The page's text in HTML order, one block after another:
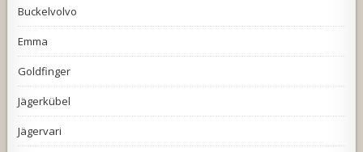
Buckelvolvo
Emma
Goldfinger
Jägerkübel
Jägervari